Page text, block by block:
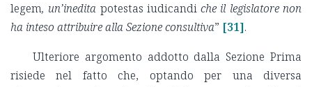
legem, un’inedita potestas iudicandiche il legislatore non
ha inteso attribuire alla Sezione consultiva” [31].
Ulteriore argomento addotto dalla Sezione Prima
risiede nel fatto che, optando per una diversa